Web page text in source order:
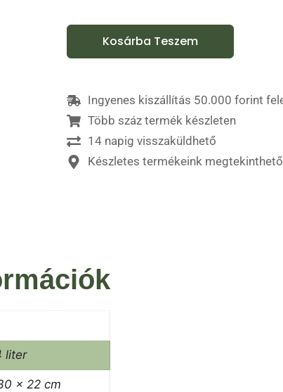
Kosárba Teszem
Ingyenes kiszállítás 50.000 forint
Több száz termék készleten
14 napig visszaküldhető
Készletes termékeink
liter
× 22 cm